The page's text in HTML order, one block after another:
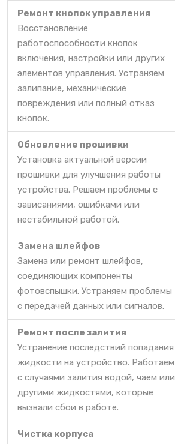
Ремонт кнопок управления
Восстановление
работоспособности кнопок
включения, настройки или других
элементов управления. Устраняем
залипание, механические
повреждения или полный отказ
кнопок.
Обновление прошивки
Установка актуальной версии
прошивки для улучшения работы
устройства. Решаем проблемы с
зависаниями, ошибками или
нестабильной работой.
Замена шлейфов
Замена или ремонт шлейфов,
соединяющих компоненты
фотовспышки. Устраняем проблемы
с передачей данных или сигналов.
Ремонт после залития
Устранение последствий попадания
жидкости на устройство. Работаем
с случаями залития водой, чаем или
другими жидкостями, которые
вызвали сбои в работе.
Чистка корпуса